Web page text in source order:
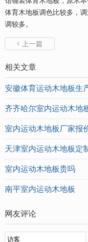
体育木地板调色比较多，
调较多。
 上一篇
相关文章
安徽体育运动木地板生
齐齐哈尔室内运动木地
室内运动木地板厂家报
天津室内运动木地板定
室内运动木地板贵吗
南平室内运动木地板
网友评论